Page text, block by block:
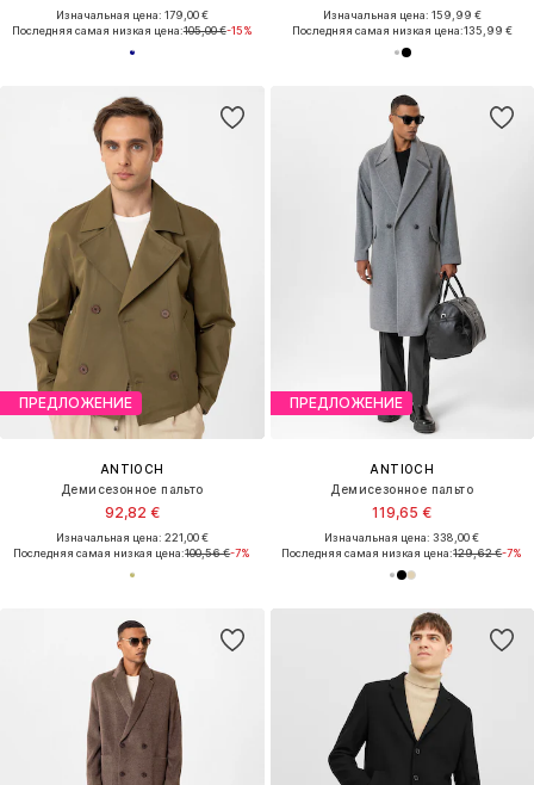
Изначальная цена: 179,00 €
Последняя самая низкая цена:105,00 €-15%
Изначальная цена: 159,99 €
Последняя самая низкая цена:135,99 €
ПРЕДЛОЖЕНИЕ
ANTIOCH
Демисезонное пальто
92,82 €
Изначальная цена: 221,00 €
Последняя самая низкая цена:100,56 €-7%
ПРЕДЛОЖЕНИЕ
ANTIOCH
Демисезонное пальто
119,65 €
Изначальная цена: 338,00 €
Последняя самая низкая цена:129,62 €-7%